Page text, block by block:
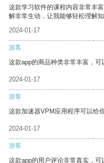
这款学习软件的课程内容非常丰
解非常生动，让我能够轻松理解知
2024-01-17
游客
这款app的商品种类非常丰富，可
2024-01-17
游客
这款加速器VPM应用程序可以给
2024-01-17
游客
这款app的用户评论非常真实，可